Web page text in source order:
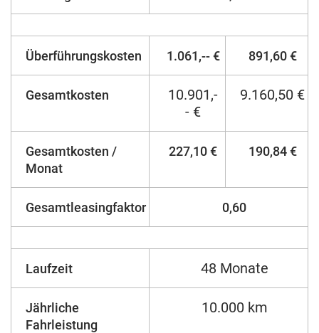
Überführungskosten 1.061,-- € 891,60 €
Gesamtkosten
10.901,-
- €
9.160,50 €
Gesamtkosten /
Monat
227,10 € 190,84 €
Gesamtleasingfaktor 0,60
Laufzeit 48 Monate
Jährliche
Fahrleistung
10.000 km